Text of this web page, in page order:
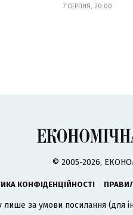
7 СЕРПНЯ, 20:00
© 2005-2026,
КОНФІДЕНЦІЙНОСТІ
лише за умови посилання (для